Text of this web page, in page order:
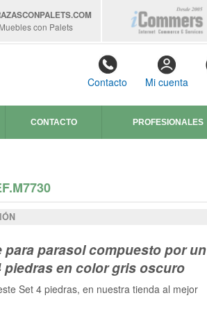
.COM
Muebles con Palets
Contacto Mi cuenta
CONTACTO PROFESIONALES
para parasol compuesto por un
piedras en color gris oscuro
Set 4 piedras, en nuestra tienda al mejor